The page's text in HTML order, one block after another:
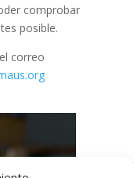
comprobar
posible.
correo